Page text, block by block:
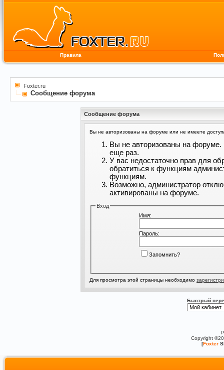
Правила
Foxter.ru
Сообщение форума
Сообщение форума
Вы не авторизованы на форуме или не имеете
Вы не авторизованы на форуме.
еще раз.
У вас недостаточно прав для
обратиться к функциям
функциям.
Возможно, администратор
активированы на форуме.
Вход
Имя:
Пароль:
Запомнить?
Для просмотра этой страницы необходимо
Быстрый
Copyright
[Foxter